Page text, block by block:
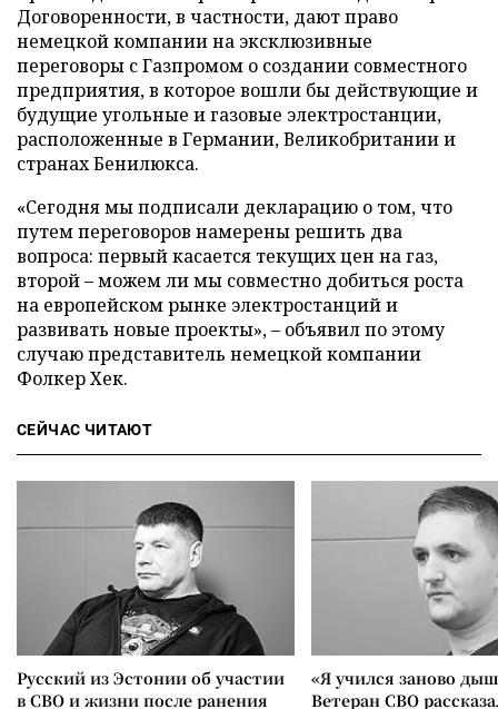
Договоренности, в частности, дают право
немецкой компании на эксклюзивные
переговоры с Газпромом о создании совместного
предприятия, в которое вошли бы действующие и
будущие угольные и газовые электростанции,
расположенные в Германии, Великобритании и
странах Бенилюкса.
«Сегодня мы подписали декларацию о том, что
путем переговоров намерены решить два
вопроса: первый касается текущих цен на газ,
второй – можем ли мы совместно добиться роста
на европейском рынке электростанций и
развивать новые проекты», – объявил по этому
случаю представитель немецкой компании
Фолкер Хек.
СЕЙЧАС ЧИТАЮТ
Русский из Эстонии об участии
в СВО и жизни после ранения
«Я учился заново
Ветеран СВО